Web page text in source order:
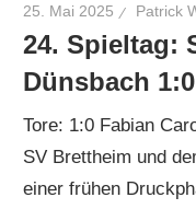
25. Mai 2025 Patrick
24. Spieltag:
Dünsbach
Tore: 1:0 Fabian
SV Brettheim und
einer frühen